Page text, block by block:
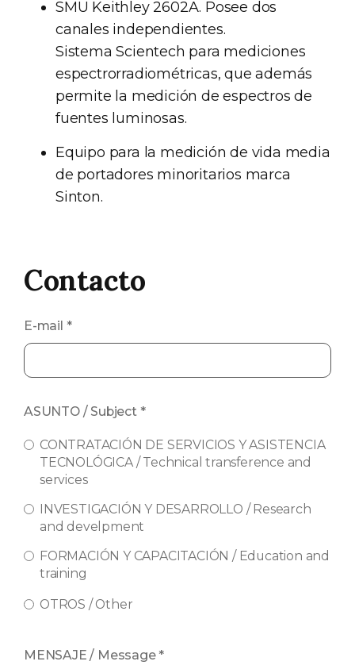
SMU Keithley 2602A. Posee dos
canales independientes.
Sistema Scientech para mediciones
espectrorradiométricas, que además
permite la medición de espectros de
fuentes luminosas.
Equipo para la medición de vida media
de portadores minoritarios marca
Sinton.
Contacto
E-mail *
ASUNTO / Subject *
CONTRATACIÓN DE SERVICIOS Y ASISTENCIA
TECNOLÓGICA / Technical transference and
services
INVESTIGACIÓN Y DESARROLLO / Research
and develpment
FORMACIÓN Y CAPACITACIÓN / Education and
training
OTROS / Other
MENSAJE / Message *